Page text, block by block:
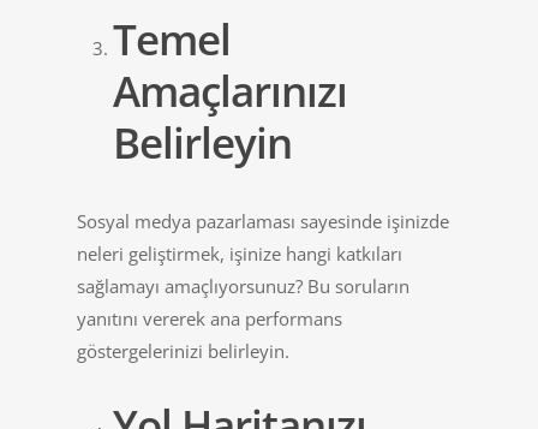
Temel
Amaçlarınızı
Belirleyin
Sosyal medya pazarlaması sayesinde işinizde
neleri geliştirmek, işinize hangi katkıları
sağlamayı amaçlıyorsunuz? Bu soruların
yanıtını vererek ana performans
göstergelerinizi belirleyin.